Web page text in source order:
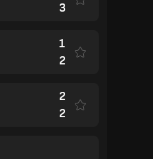
3
1
2
2
2